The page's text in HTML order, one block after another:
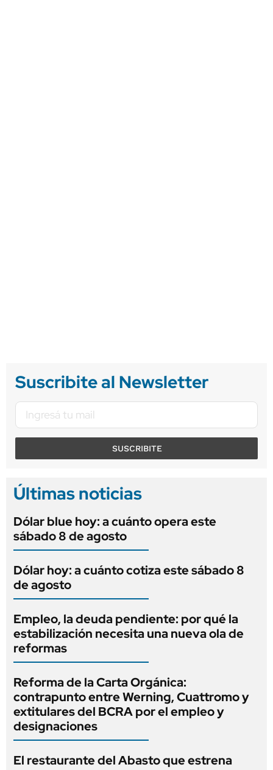
Suscribite al Newsletter
SUSCRIBITE
Últimas noticias
Dólar blue hoy: a cuánto opera este
sábado 8 de agosto
Dólar hoy: a cuánto cotiza este sábado 8
de agosto
Empleo, la deuda pendiente: por qué la
estabilización necesita una nueva ola de
reformas
Reforma de la Carta Orgánica:
contrapunto entre Werning, Cuattromo y
extitulares del BCRA por el empleo y
designaciones
El restaurante del Abasto que estrena